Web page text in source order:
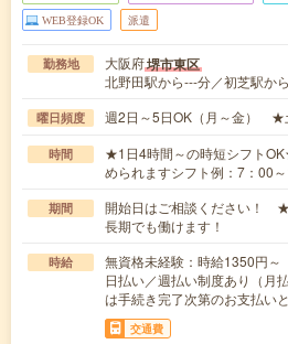
WEB登録OK 派遣
勤務地 大阪府堺市東区
北野田駅から---分／初芝駅か
曜日頻度 週2日～5日OK（月～金） ★
時間
★1日4時間～の時短シフト
められますシフト例：7：00
期間
開始日はご相談ください！
長期でも働けます！
時給
無資格未経験：時給1350円
日払い／週払い制度あり（月
は手続き完了次第のお支払いと
交通費